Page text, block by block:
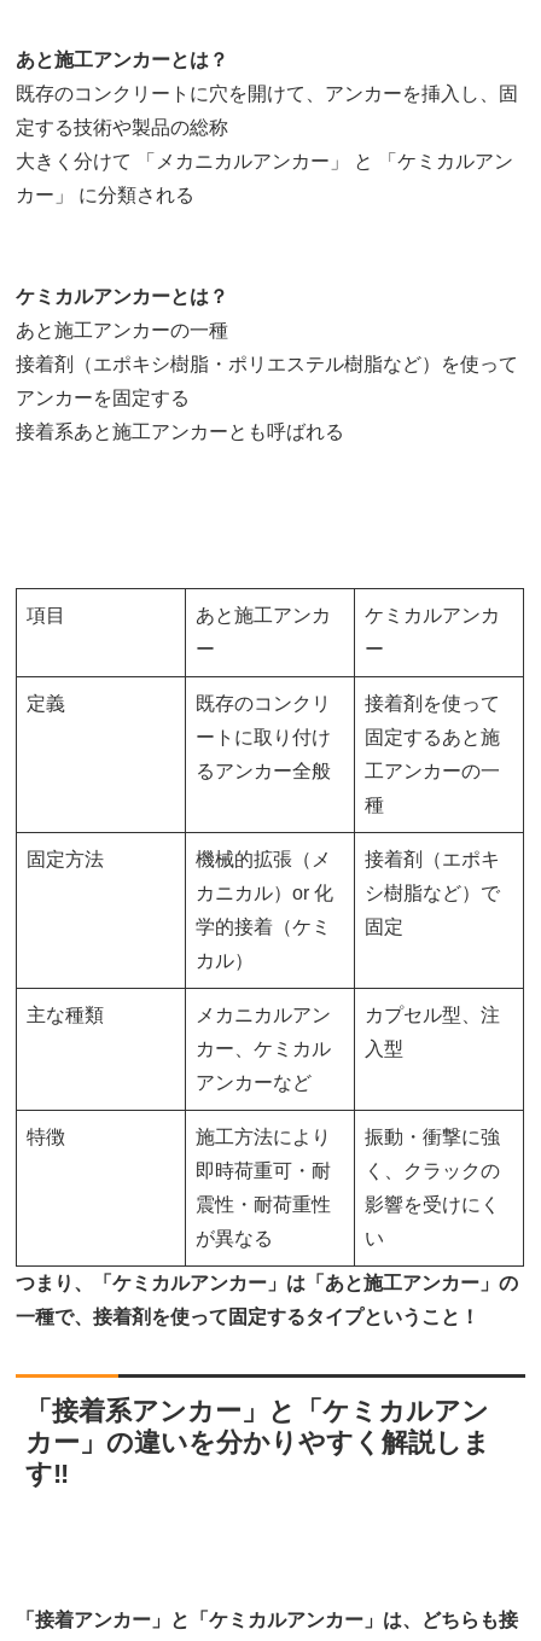
あと施工アンカーとは？
既存のコンクリートに穴を開けて、アンカーを挿入し、固
定する技術や製品の総称
大きく分けて 「メカニカルアンカー」 と 「ケミカルアン
カー」 に分類される
ケミカルアンカーとは？
あと施工アンカーの一種
接着剤（エポキシ樹脂・ポリエステル樹脂など）を使って
アンカーを固定する
接着系あと施工アンカーとも呼ばれる
項目
あと施工アンカ
ー
ケミカルアンカ
ー
定義
既存のコンクリ
ートに取り付け
るアンカー全般
接着剤を使って
固定するあと施
工アンカーの一
種
固定方法
機械的拡張（メ
カニカル）or 化
学的接着（ケミ
カル）
接着剤（エポキ
シ樹脂など）で
固定
主な種類
メカニカルアン
カー、ケミカル
アンカーなど
カプセル型、注
入型
特徴
施工方法により
即時荷重可・耐
震性・耐荷重性
が異なる
振動・衝撃に強
く、クラックの
影響を受けにく
い
つまり、「ケミカルアンカー」は「あと施工アンカー」の
一種で、接着剤を使って固定するタイプということ！
「接着系アンカー」と「ケミカルアン
カー」の違いを分かりやすく解説しま
す‼
「接着アンカー」と「ケミカルアンカー」は、どちらも接